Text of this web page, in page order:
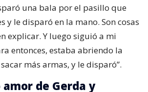
una bala por el pasillo que
y le disparó en la mano. Son cosas
explicar. Y luego siguió a mi
entonces, estaba abriendo la
más armas, y le disparó”.
de Gerda y